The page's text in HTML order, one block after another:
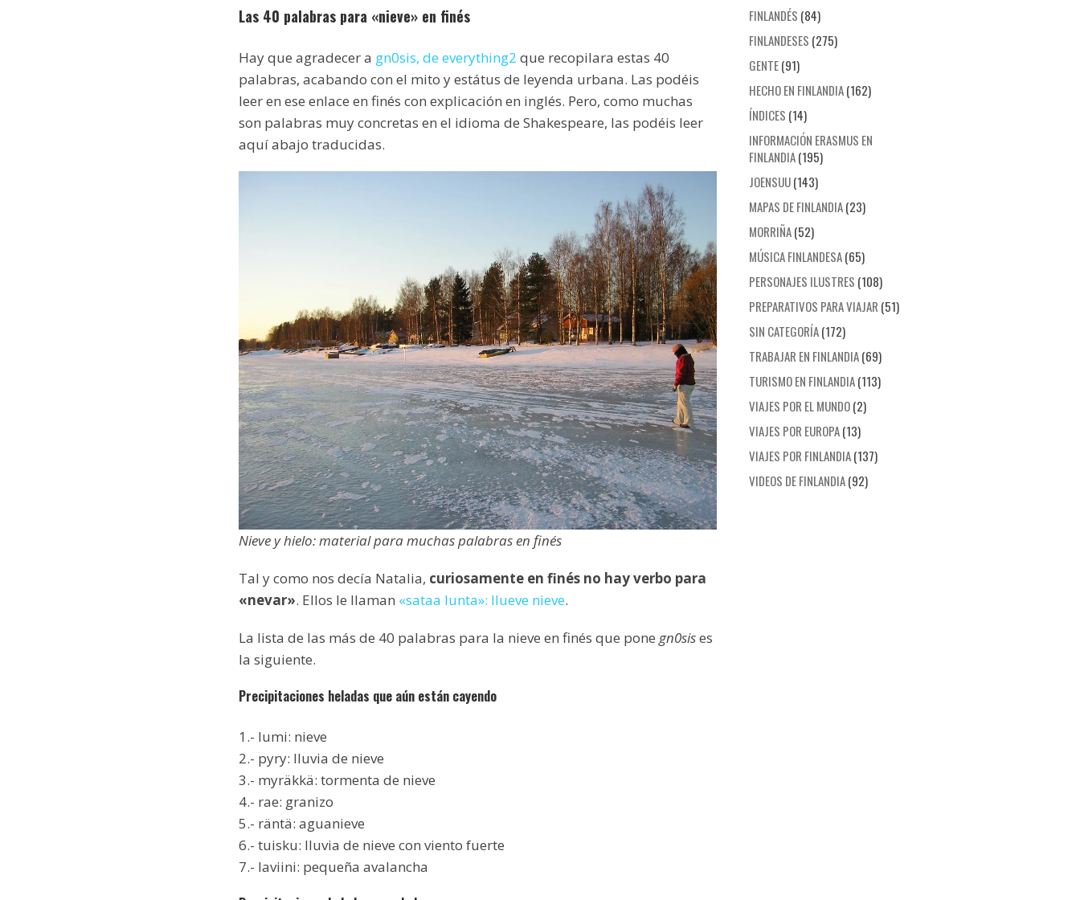
Las 40 palabras para «nieve» en finés
Hay que agradecer a gn0sis, de everything2 que recopilara estas 40
palabras, acabando con el mito y estátus de leyenda urbana. Las podéis
leer en ese enlace en finés con explicación en inglés. Pero, como muchas
son palabras muy concretas en el idioma de Shakespeare, las podéis leer
aquí abajo traducidas.
Nieve y hielo: material para muchas palabras en finés
Tal y como nos decía Natalia, curiosamente en finés no hay verbo para
«nevar». Ellos le llaman «sataa lunta»: llueve nieve.
La lista de las más de 40 palabras para la nieve en finés que pone gn0sises
la siguiente.
Precipitaciones heladas que aún están cayendo
1.- lumi: nieve
2.- pyry: lluvia de nieve
3.- myräkkä: tormenta de nieve
4.- rae: granizo
5.- räntä: aguanieve
6.- tuisku: lluvia de nieve con viento fuerte
7.- laviini: pequeña avalancha
FINLANDÉS (84)
FINLANDESES (275)
GENTE(91)
HECHO EN FINLANDIA(162)
ÍNDICES (14)
INFORMACIÓN ERASMUS EN
FINLANDIA(195)
JOENSUU(143)
MAPAS DE FINLANDIA(23)
MORRIÑA(52)
MÚSICA FINLANDESA(65)
PERSONAJES ILUSTRES (108)
PREPARATIVOS PARA VIAJAR (51)
SIN CATEGORÍA(172)
TRABAJAR EN FINLANDIA(69)
TURISMO EN FINLANDIA(113)
VIAJES POR EL MUNDO(2)
VIAJES POR EUROPA(13)
VIAJES POR FINLANDIA(137)
VIDEOS DE FINLANDIA(92)